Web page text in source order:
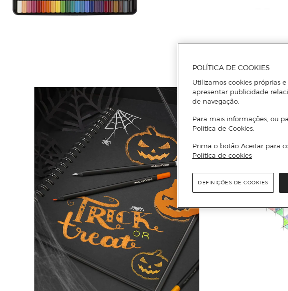
POLÍTICA DE COOKIES
Utilizamos cookies próprias
apresentar publicidade
de navegação.
Para mais informações, ou
Política de Cookies.
Prima o botão Aceitar para
Política de cookies
DEFINIÇÕES DE COOKIES